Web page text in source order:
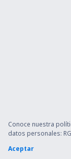
Conoce nuestra
datos personales:
Aceptar